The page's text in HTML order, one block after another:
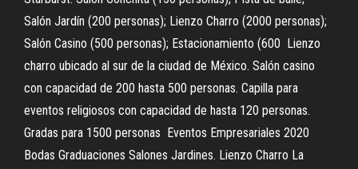
Salón Jardín (200 personas); Lienzo Charro (2000 personas);
Salón Casino (500 personas); Estacionamiento (600 Lienzo
charro ubicado al sur de la ciudad de México. Salón casino
con capacidad de 200 hasta 500 personas. Capilla para
eventos religiosos con capacidad de hasta 120 personas.
Gradas para 1500 personas Eventos Empresariales 2020
Bodas Graduaciones Salones Jardines. Lienzo Charro La